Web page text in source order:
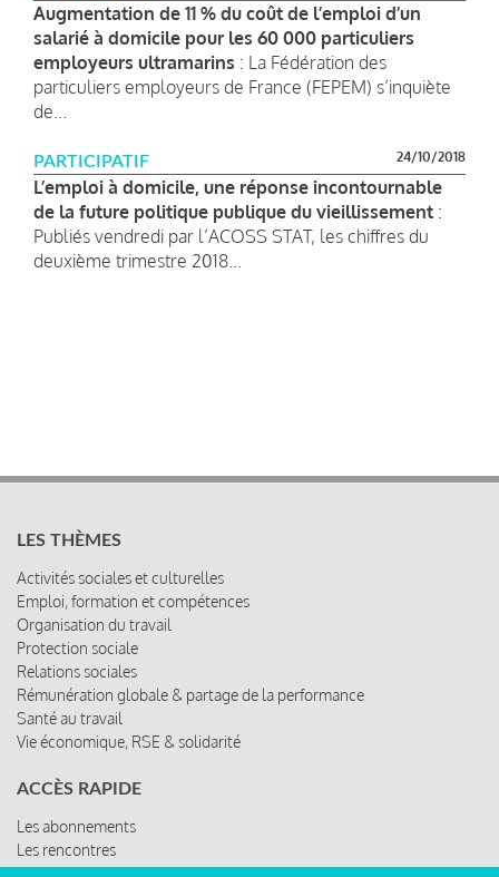
Augmentation de 11 % du coût de l’emploi d’un
salarié à domicile pour les 60 000 particuliers
employeurs ultramarins : La Fédération des
particuliers employeurs de France (FEPEM) s’inquiète
de...
PARTICIPATIF 24/10/2018
L’emploi à domicile, une réponse incontournable
de la future politique publique du vieillissement :
Publiés vendredi par l’ACOSS STAT, les chiffres du
deuxième trimestre 2018...
LES THÈMES
Activités sociales et culturelles
Emploi, formation et compétences
Organisation du travail
Protection sociale
Relations sociales
Rémunération globale & partage de la performance
Santé au travail
Vie économique, RSE & solidarité
ACCÈS RAPIDE
Les abonnements
Les rencontres
Les ressources